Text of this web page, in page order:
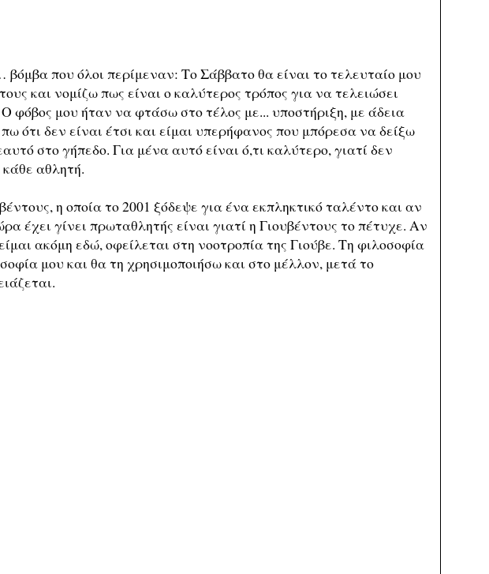
που όλοι περίμεναν: Το Σάββατο θα είναι το τελευταίο μου
και νομίζω πως είναι ο καλύτερος τρόπος για να τελειώσει
φόβος μου ήταν να φτάσω στο τέλος με... υποστήριξη, με άδεια
ότι δεν είναι έτσι και είμαι υπερήφανος που μπόρεσα να δείξω
στο γήπεδο. Για μένα αυτό είναι ό,τι καλύτερο, γιατί δεν
κάθε αθλητή.
η οποία το 2001 ξόδεψε για ένα εκπληκτικό ταλέντο και αν
έχει γίνει πρωταθλητής είναι γιατί η Γιουβέντους το πέτυχε. Αν
ακόμη εδώ, οφείλεται στη νοοτροπία της Γιούβε. Τη φιλοσοφία
μου και θα τη χρησιμοποιήσω και στο μέλλον, μετά το